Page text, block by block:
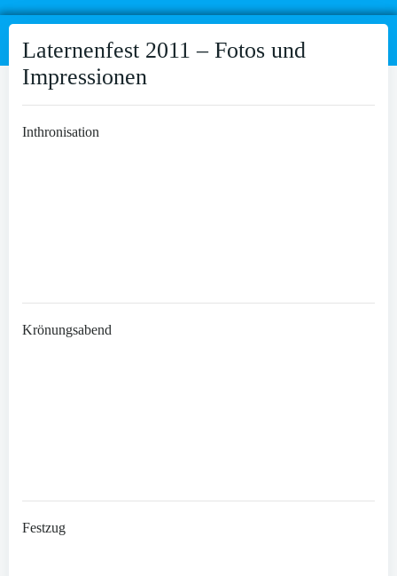
Laternenfest 2011 – Fotos und
Impressionen
Inthronisation
Krönungsabend
Festzug